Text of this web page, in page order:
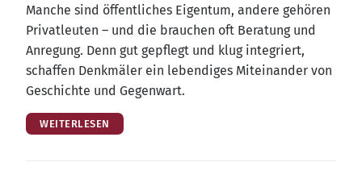
Man­che sind öffent­li­ches Eigen­tum, ande­re gehö­ren
Pri­vat­leu­ten – und die brau­chen oft Bera­tung und
Anre­gung. Denn gut gepflegt und klug inte­griert,
schaf­fen Denk­mä­ler ein leben­di­ges Mit­ein­an­der von
Geschich­te und Gegenwart.
WEITERLESEN